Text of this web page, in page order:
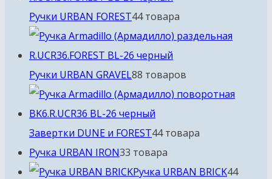
Ручки URBAN FOREST44 товара
Ручки URBAN GRAVEL88 товаров
Завертки DUNE и FOREST44 товара
Ручка URBAN IRON33 товара
Ручка URBAN BRICK44